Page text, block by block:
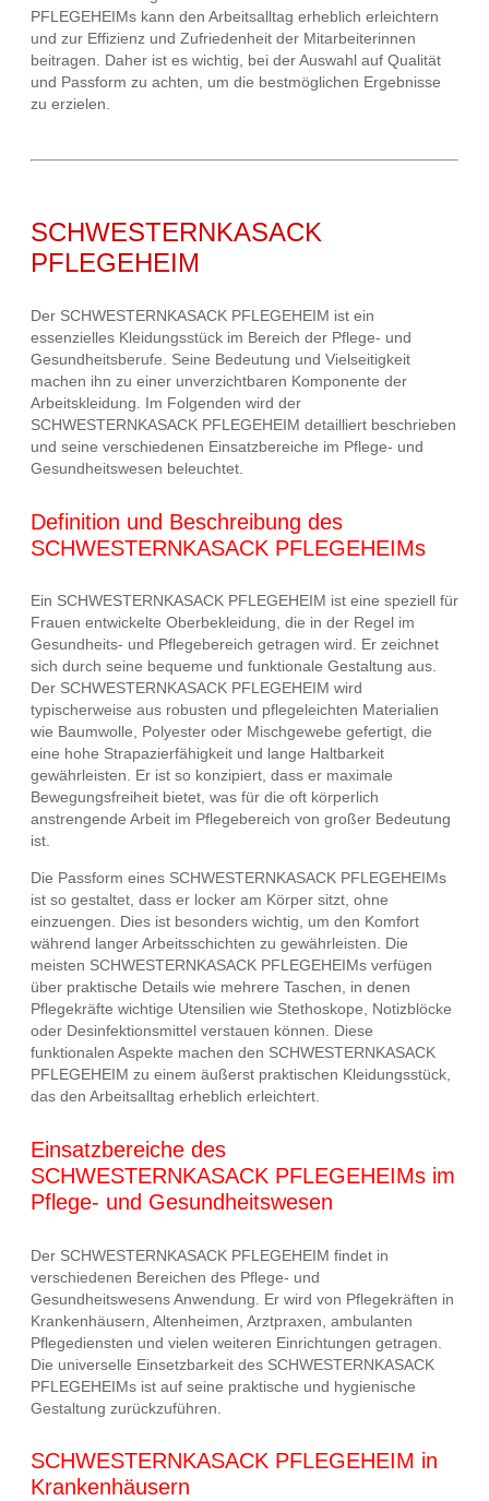
PFLEGEHEIMs kann den Arbeitsalltag erheblich erleichtern
und zur Effizienz und Zufriedenheit der Mitarbeiterinnen
beitragen. Daher ist es wichtig, bei der Auswahl auf Qualität
und Passform zu achten, um die bestmöglichen Ergebnisse
zu erzielen.
SCHWESTERNKASACK
PFLEGEHEIM
Der SCHWESTERNKASACK PFLEGEHEIM ist ein
essenzielles Kleidungsstück im Bereich der Pflege- und
Gesundheitsberufe. Seine Bedeutung und Vielseitigkeit
machen ihn zu einer unverzichtbaren Komponente der
Arbeitskleidung. Im Folgenden wird der
SCHWESTERNKASACK PFLEGEHEIM detailliert beschrieben
und seine verschiedenen Einsatzbereiche im Pflege- und
Gesundheitswesen beleuchtet.
Definition und Beschreibung des
SCHWESTERNKASACK PFLEGEHEIMs
Ein SCHWESTERNKASACK PFLEGEHEIM ist eine speziell für
Frauen entwickelte Oberbekleidung, die in der Regel im
Gesundheits- und Pflegebereich getragen wird. Er zeichnet
sich durch seine bequeme und funktionale Gestaltung aus.
Der SCHWESTERNKASACK PFLEGEHEIM wird
typischerweise aus robusten und pflegeleichten Materialien
wie Baumwolle, Polyester oder Mischgewebe gefertigt, die
eine hohe Strapazierfähigkeit und lange Haltbarkeit
gewährleisten. Er ist so konzipiert, dass er maximale
Bewegungsfreiheit bietet, was für die oft körperlich
anstrengende Arbeit im Pflegebereich von großer Bedeutung
ist.
Die Passform eines SCHWESTERNKASACK PFLEGEHEIMs
ist so gestaltet, dass er locker am Körper sitzt, ohne
einzuengen. Dies ist besonders wichtig, um den Komfort
während langer Arbeitsschichten zu gewährleisten. Die
meisten SCHWESTERNKASACK PFLEGEHEIMs verfügen
über praktische Details wie mehrere Taschen, in denen
Pflegekräfte wichtige Utensilien wie Stethoskope, Notizblöcke
oder Desinfektionsmittel verstauen können. Diese
funktionalen Aspekte machen den SCHWESTERNKASACK
PFLEGEHEIM zu einem äußerst praktischen Kleidungsstück,
das den Arbeitsalltag erheblich erleichtert.
Einsatzbereiche des
SCHWESTERNKASACK PFLEGEHEIMs im
Pflege- und Gesundheitswesen
Der SCHWESTERNKASACK PFLEGEHEIM findet in
verschiedenen Bereichen des Pflege- und
Gesundheitswesens Anwendung. Er wird von Pflegekräften in
Krankenhäusern, Altenheimen, Arztpraxen, ambulanten
Pflegediensten und vielen weiteren Einrichtungen getragen.
Die universelle Einsetzbarkeit des SCHWESTERNKASACK
PFLEGEHEIMs ist auf seine praktische und hygienische
Gestaltung zurückzuführen.
SCHWESTERNKASACK PFLEGEHEIM in
Krankenhäusern